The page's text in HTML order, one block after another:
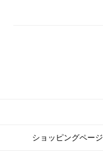
ショッピングページ